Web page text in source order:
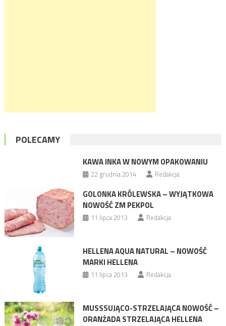
POLECAMY
KAWA INKA W NOWYM OPAKOWANIU
22 grudnia 2014 Redakcja
GOLONKA KRÓLEWSKA – WYJĄTKOWA
NOWOŚĆ ZM PEKPOL
11 lipca 2013 Redakcja
HELLENA AQUA NATURAL – NOWOŚĆ
MARKI HELLENA
11 lipca 2013 Redakcja
MUSSSUJĄCO-STRZELAJĄCA NOWOŚĆ –
ORANŻADA STRZELAJĄCA HELLENA